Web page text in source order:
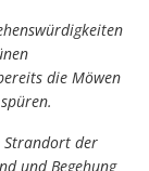
die Möwen
Strandort der
und Begehung